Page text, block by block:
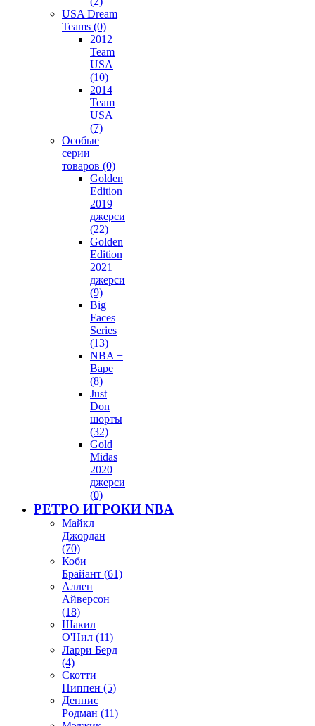
USA Dream
Teams (0)
2012
Team
USA
(10)
2014
Team
USA
(7)
Особые
серии
товаров (0)
Golden
Edition
2019
джерси
(22)
Golden
Edition
2021
джерси
(9)
Big
Faces
Series
(13)
NBA +
Bape
(8)
Just
Don
шорты
(32)
Gold
Midas
2020
джерси
(0)
РЕТРО ИГРОКИ NBA
Майкл
Джордан
(70)
Коби
Брайант (61)
Аллен
Айверсон
(18)
Шакил
О'Нил (11)
Ларри Берд
(4)
Скотти
Пиппен (5)
Деннис
Родман (11)